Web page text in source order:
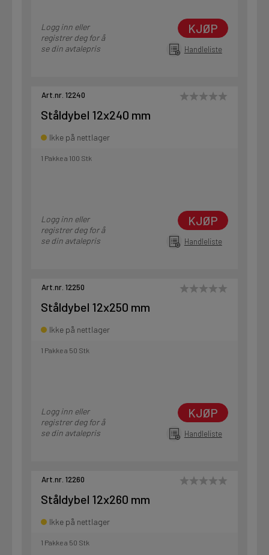
Logg inn eller
registrer deg for å
se din avtalepris
KJØP
Handleliste
Art.nr. 12240
Ståldybel 12x240 mm
Ikke på nettlager
1 Pakke a 100 Stk
Logg inn eller
registrer deg for å
se din avtalepris
KJØP
Handleliste
Art.nr. 12250
Ståldybel 12x250 mm
Ikke på nettlager
1 Pakke a 50 Stk
Logg inn eller
registrer deg for å
se din avtalepris
KJØP
Handleliste
Art.nr. 12260
Ståldybel 12x260 mm
Ikke på nettlager
1 Pakke a 50 Stk